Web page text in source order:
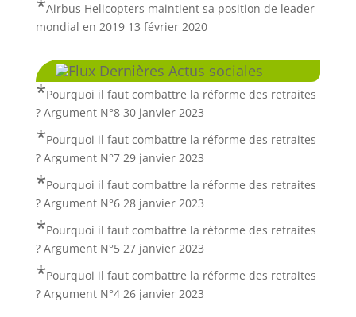
Airbus Helicopters maintient sa position de leader
mondial en 2019 13 février 2020
Dernières Actus sociales
Pourquoi il faut combattre la réforme des retraites
? Argument N°8 30 janvier 2023
Pourquoi il faut combattre la réforme des retraites
? Argument N°7 29 janvier 2023
Pourquoi il faut combattre la réforme des retraites
? Argument N°6 28 janvier 2023
Pourquoi il faut combattre la réforme des retraites
? Argument N°5 27 janvier 2023
Pourquoi il faut combattre la réforme des retraites
? Argument N°4 26 janvier 2023